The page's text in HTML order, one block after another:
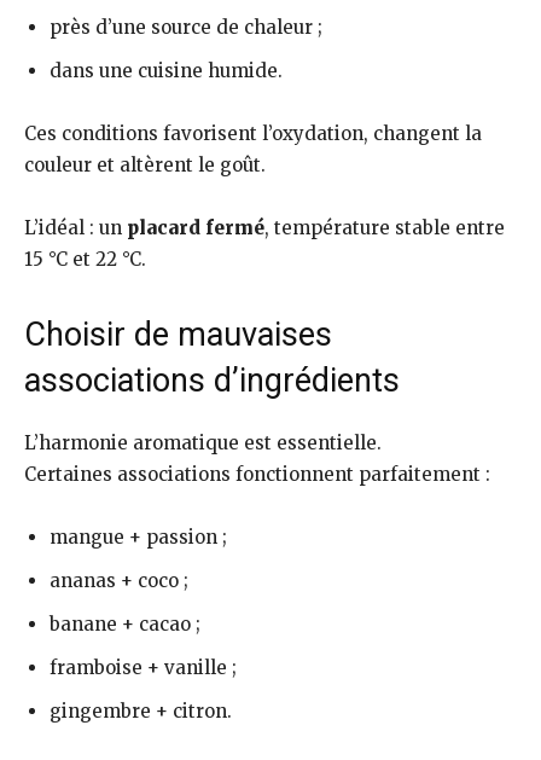
près d’une source de chaleur ;
dans une cuisine humide.
Ces conditions favorisent l’oxydation, changent la
couleur et altèrent le goût.
L’idéal : un placard fermé, température stable entre
15 °C et 22 °C.
Choisir de mauvaises
associations d’ingrédients
L’harmonie aromatique est essentielle.
Certaines associations fonctionnent parfaitement :
mangue + passion ;
ananas + coco ;
banane + cacao ;
framboise + vanille ;
gingembre + citron.